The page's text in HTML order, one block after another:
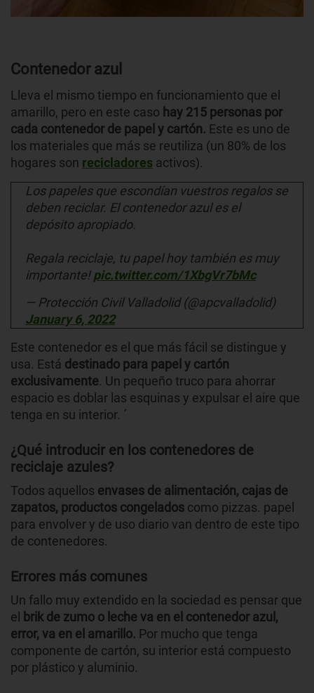
Contenedor azul
Lleva el mismo tiempo en funcionamiento que el
amarillo, pero en este caso hay 215 personas por
cada contenedor de papel y cartón. Este es uno de
los materiales que más se reutiliza (un 80% de los
hogares son recicladores activos).
Los papeles que escondían vuestros regalos se
deben reciclar. El contenedor azul es el
depósito apropiado.
Regala reciclaje, tu papel hoy también es muy
importante!pic.twitter.com/1XbgVr7bMc
— Protección Civil Valladolid (@apcvalladolid)
January 6, 2022
Este contenedor es el que más fácil se distingue y
usa. Está destinado para papel y cartón
exclusivamente. Un pequeño truco para ahorrar
espacio es doblar las esquinas y expulsar el aire que
tenga en su interior. ´
¿Qué introducir en los contenedores de
reciclaje azules?
Todos aquellos envases de alimentación, cajas de
zapatos, productos congelados como pizzas. papel
para envolver y de uso diario van dentro de este tipo
de contenedores.
Errores más comunes
Un fallo muy extendido en la sociedad es pensar que
el brik de zumo o leche va en el contenedor azul,
error, va en el amarillo. Por mucho que tenga
componente de cartón, su interior está compuesto
por plástico y aluminio.